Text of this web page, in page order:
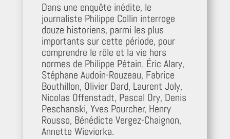
Dans une enquête inédite, le
journaliste Philippe Collin interroge
douze historiens, parmi les plus
importants sur cette période, pour
comprendre le rôle et la vie hors
normes de Philippe Pétain. Éric Alary,
Stéphane Audoin-Rouzeau, Fabrice
Bouthillon, Olivier Dard, Laurent Joly,
Nicolas Offenstadt, Pascal Ory, Denis
Peschanski, Yves Pourcher, Henry
Rousso, Bénédicte Vergez-Chaignon,
Annette Wieviorka.